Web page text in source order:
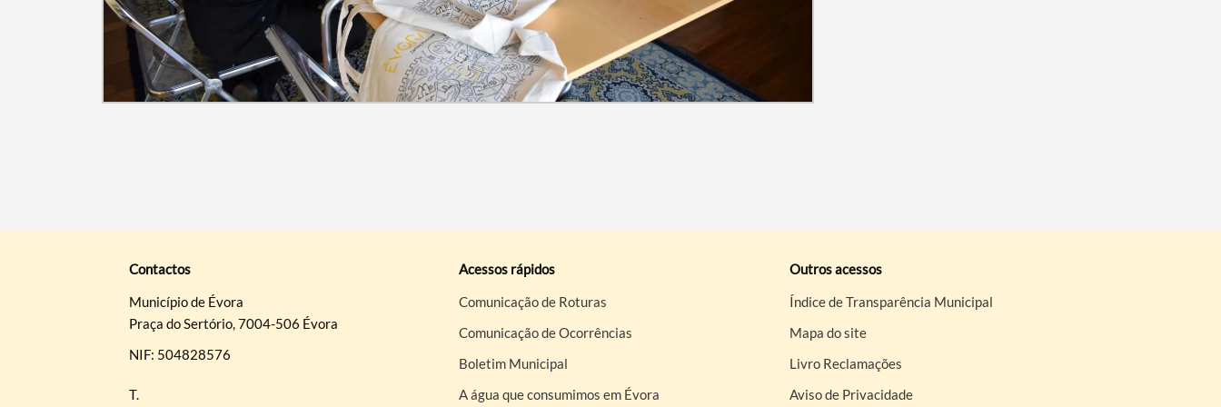
Contactos
Município de Évora
Praça do Sertório, 7004-506 Évora
NIF: 504828576
T.
Acessos rápidos
Comunicação de Roturas
Comunicação de Ocorrências
Boletim Municipal
A água que consumimos em Évora
Outros acessos
Índice de Transparência Municipal
Mapa do site
Livro Reclamações
Aviso de Privacidade